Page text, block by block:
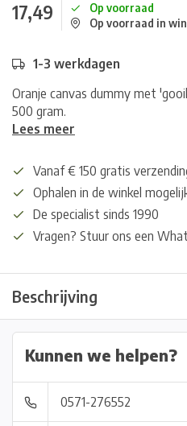
17,49
Op voorraad
Op voorraad in
1-3 werkdagen
Oranje canvas dummy met
500 gram.
Lees meer
Vanaf € 150 gratis
Ophalen in de winkel
De specialist sinds 1990
Vragen? Stuur ons een
Beschrijving
Kunnen we helpen?
0571-276552